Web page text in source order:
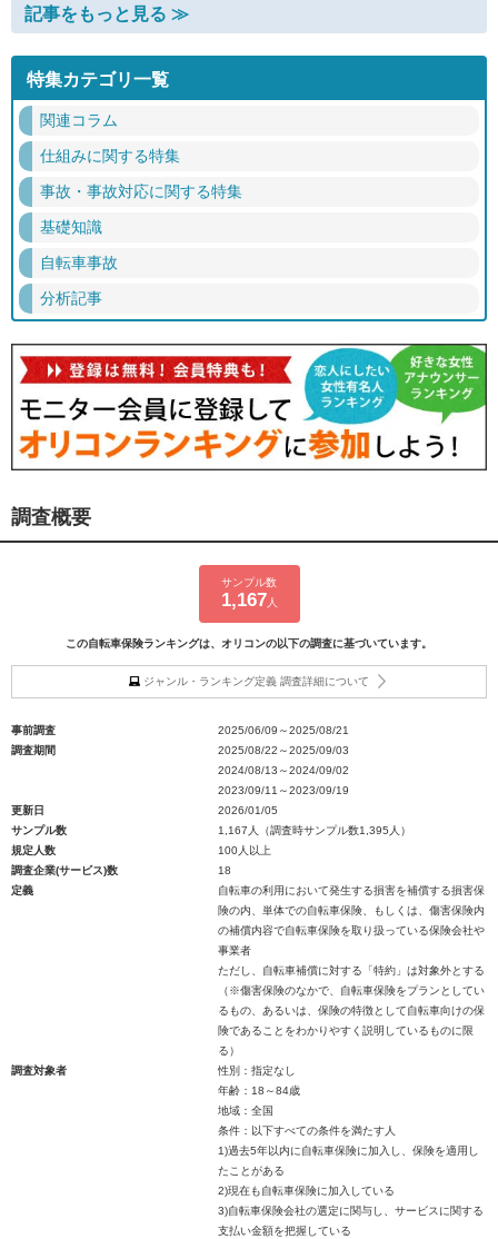
記事をもっと見る ≫
特集カテゴリ一覧
関連コラム
仕組みに関する特集
事故・事故対応に関する特集
基礎知識
自転車事故
分析記事
調査概要
サンプル数
1,167 人
この自転車保険ランキングは、オリコンの以下の調査に基づいています。
ジャンル・ランキング定義 調査詳細について
事前調査
2025/06/09～2025/08/21
調査期間
2025/08/22～2025/09/03
2024/08/13～2024/09/02
2023/09/11～2023/09/19
更新日
2026/01/05
サンプル数
1,167人（調査時サンプル数1,395人）
規定人数
100人以上
調査企業(サービス)数
18
定義
自転車の利用において発生する損害を補償する損害保
険の内、単体での自転車保険、もしくは、傷害保険内
の補償内容で自転車保険を取り扱っている保険会社や
事業者
ただし、自転車補償に対する「特約」は対象外とする
（※傷害保険のなかで、自転車保険をプランとしてい
るもの、あるいは、保険の特徴として自転車向けの保
険であることをわかりやすく説明しているものに限
る）
調査対象者
性別：指定なし
年齢：18～84歳
地域：全国
条件：以下すべての条件を満たす人
1)過去5年以内に自転車保険に加入し、保険を適用し
たことがある
2)現在も自転車保険に加入している
3)自転車保険会社の選定に関与し、サービスに関する
支払い金額を把握している